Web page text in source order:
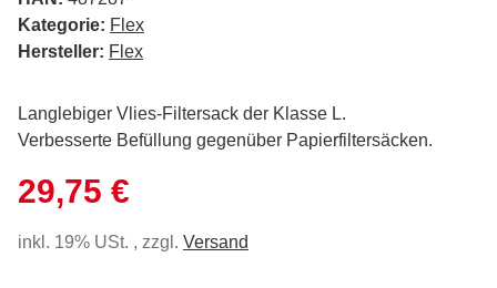
Kategorie: Flex
Hersteller: Flex
Langlebiger Vlies-Filtersack der Klasse L.
Verbesserte Befüllung gegenüber Papierfiltersäcken.
29,75 €
inkl. 19% USt. , zzgl. Versand